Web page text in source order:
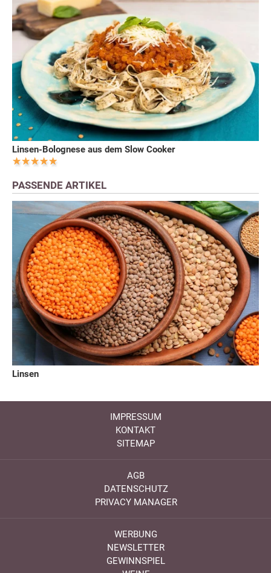
Linsen-Bolognese aus dem Slow Cooker
PASSENDE ARTIKEL
Linsen
IMPRESSUM
KONTAKT
SITEMAP
AGB
DATENSCHUTZ
PRIVACY MANAGER
WERBUNG
NEWSLETTER
GEWINNSPIEL